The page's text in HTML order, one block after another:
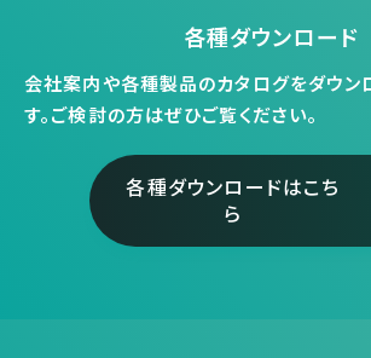
各種ダウンロード
会社案内や各種製品のカタログをダウン
す。ご検討の方はぜひご覧ください。
各種ダウンロードはこち
ら